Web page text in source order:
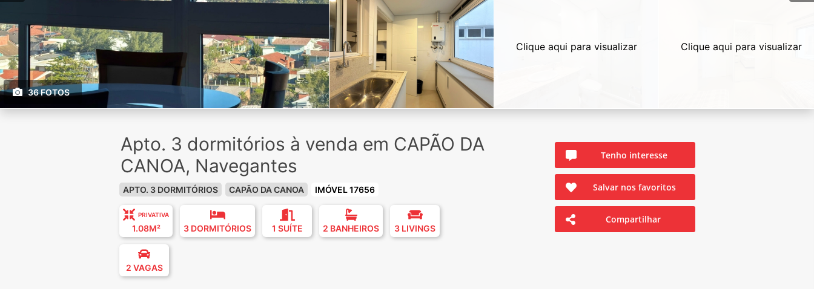
36 FOTOS
Clique aqui para visualizar Clique aqui para visualizar
Apto. 3 dormitórios à venda em CAPÃO DA
CANOA, Navegantes
APTO. 3 DORMITÓRIOS CAPÃO DA CANOA IMÓVEL 17656
PRIVATIVA
1.08M² 3 DORMITÓRIOS 1 SUÍTE 2 BANHEIROS 3 LIVINGS
2 VAGAS
Tenho interesse
Salvar nos favoritos
Compartilhar